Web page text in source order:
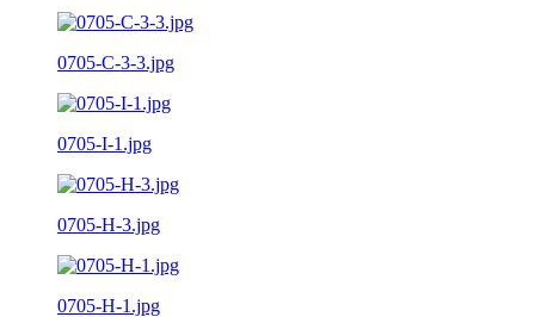
0705-C-3-3.jpg
0705-I-1.jpg
0705-H-3.jpg
0705-H-1.jpg